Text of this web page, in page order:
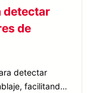
detectar
de
detectar
facilitando